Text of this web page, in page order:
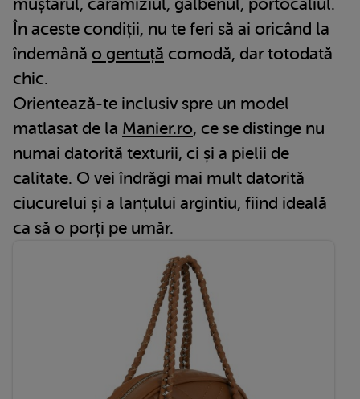
În aceste condiții, nu te feri să ai oricând la
îndemână o gentuță comodă, dar totodată
chic.
Orientează-te inclusiv spre un model
matlasat de la Manier.ro, ce se distinge nu
numai datorită texturii, ci și a pielii de
calitate. O vei îndrăgi mai mult datorită
ciucurelui și a lanțului argintiu, fiind ideală
ca să o porți pe umăr.